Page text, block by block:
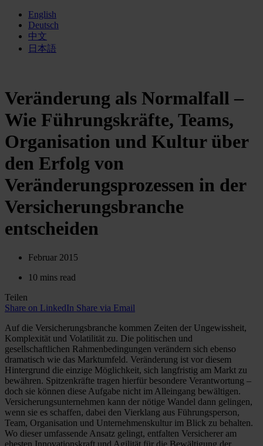
English
Deutsch
中文
日本語
Veränderung als Normalfall –
Wie Führungskräfte, Teams,
Organisation und Kultur über
den Erfolg von
Veränderungsprozessen in der
Versicherungsbranche
entscheiden
Februar 2015
10 mins read
Teilen
Share on LinkedIn Share via Email
Auf die Versicherungsbranche kommen Zeiten der Ungewissheit,
Komplexität und Volatilität zu. Die politischen und
gesellschaftlichen Rahmenbedingungen verändern sich ebenso
dramatisch wie das Marktumfeld. Veränderung ist vor diesem
Hintergrund die einzige Möglichkeit, sich langfristig am Markt zu
bewähren. Spitzenkräfte tragen hierfür besondere Verantwortung –
doch sie können diese Aufgabe nicht im Alleingang bewältigen.
Versicherungsunternehmen kann der nötige Wandel dann gelingen,
wenn sie es schaffen, dabei den Vierklang aus Führungsperson,
Team, Organisation und Unternehmenskultur im Blick zu behalten.
Wo dieser umfassende Ansatz gelingt, entfalten Versicherer am
ehesten Innovationskraft und Agilität für die Bewältigung der